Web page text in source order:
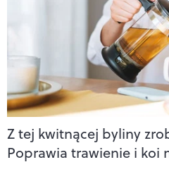
Z tej kwitnącej byliny
Poprawia trawienie i koi